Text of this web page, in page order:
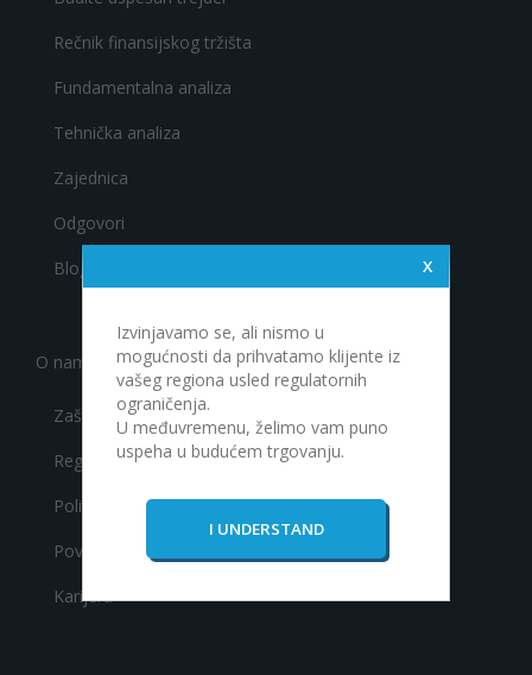
Rečnik finansijskog tržišta
Fundamentalna analiza
Tehnička analiza
Zajednica
Odgovori
Blog
O nama
Zašto Kapital RS Inc. a.d.?
Regulativa
Politika o zaštiti privatnosti
Povlačenje sredstava
Karijera
Izvinjavamo se, ali nismo u
mogućnosti da prihvatamo klijente iz
vašeg regiona usled regulatornih
ograničenja.
U međuvremenu, želimo vam puno
uspeha u budućem trgovanju.